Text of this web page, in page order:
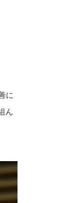
に
ん